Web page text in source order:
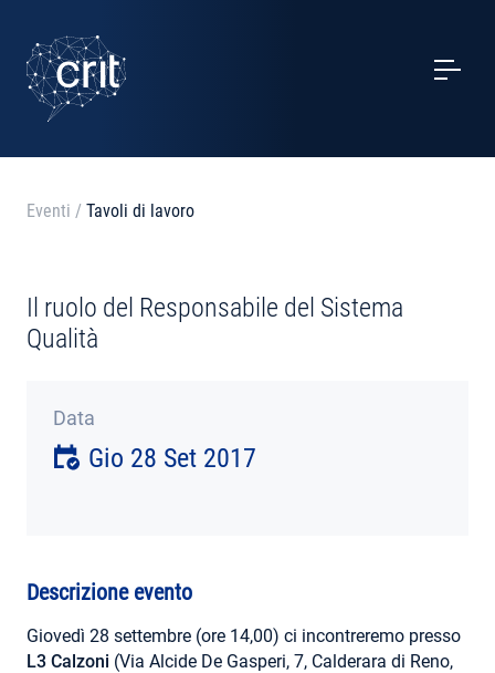
SERVIZI
CASI STUDIO
NOTIZIE
CONTATTI
Eventi / Tavoli di lavoro
Il ruolo del Responsabile del Sistema
Qualità
Data
Gio 28 Set 2017
Descrizione evento
Giovedì 28 settembre (ore 14,00) ci incontreremo presso
L3 Calzoni (Via Alcide De Gasperi, 7, Calderara di Reno,